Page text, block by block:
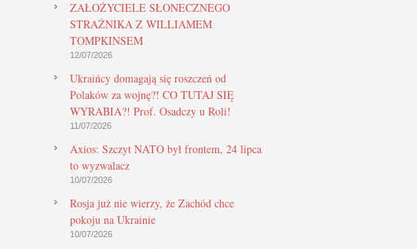
ZAŁOŻYCIELE SŁONECZNEGO
STRAŻNIKA Z WILLIAMEM
TOMPKINSEM
12/07/2026
Ukraińcy domagają się roszczeń od
Polaków za wojnę?! CO TUTAJ SIĘ
WYRABIA?! Prof. Osadczy u Roli!
11/07/2026
Axios: Szczyt NATO był frontem, 24 lipca
to wyzwalacz
10/07/2026
Rosja już nie wierzy, że Zachód chce
pokoju na Ukrainie
10/07/2026